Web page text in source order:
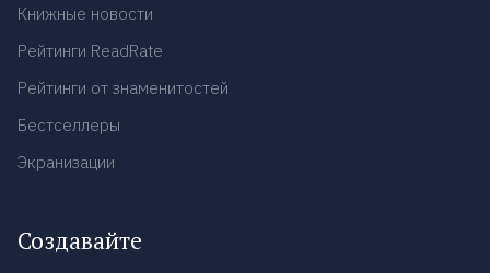
Книжные новости
Рейтинги ReadRate
Рейтинги от знаменитостей
Бестселлеры
Экранизации
Создавайте